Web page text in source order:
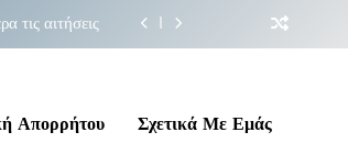
τις αιτήσεις
ΟΦΗ»
Απορρήτου Σχετικά Με Εμάς